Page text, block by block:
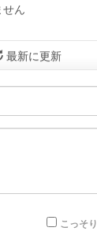
せん
最新に更新
こっそり